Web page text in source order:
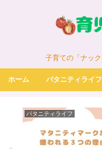
子育ての「ナッ
ホーム パタニティライフ
パタニティライフ